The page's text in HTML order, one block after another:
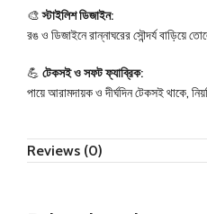
🎨স্টাইলিশ ডিজাইন:
রঙ ও ডিজাইনে রান্নাঘরের সৌন্দর্য বাড়িয়ে
💪 টেকসই ও সফট ফ্যাব্রিক:
পায়ে আরামদায়ক ও দীর্ঘদিন টেকসই থাকে,
Reviews (0)